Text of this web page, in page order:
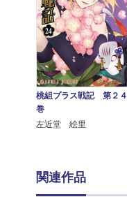
桃組プラス戦記 第２４
巻
左近堂 絵里
関連作品